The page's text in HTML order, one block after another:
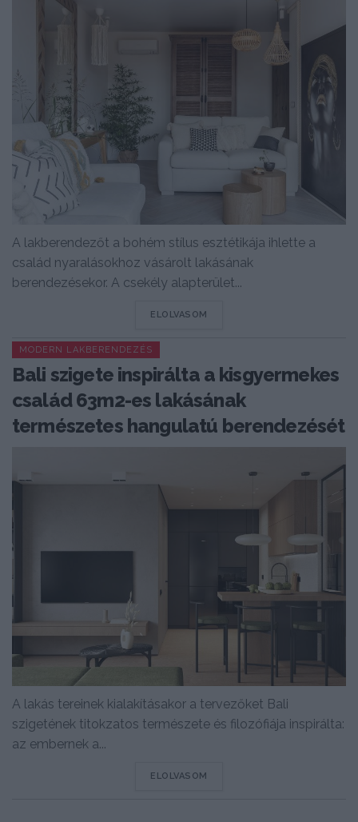
A lakberendezőt a bohém stílus esztétikája ihlette a
család nyaralásokhoz vásárolt lakásának
berendezésekor. A csekély alapterület...
ELOLVASOM
MODERN LAKBERENDEZÉS
Bali szigete inspirálta a kisgyermekes
család 63m2-es lakásának
természetes hangulatú berendezését
A lakás tereinek kialakításakor a tervezőket Bali
szigetének titokzatos természete és filozófiája inspirálta:
az embernek a...
ELOLVASOM